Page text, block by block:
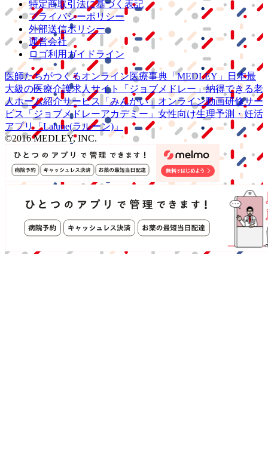
特定商取引法に基づく表記
プライバシーポリシー
外部送信ポリシー
運営会社
ロゴ利用ガイドライン
医師たちがつくるオンライン医療事典 「MEDLEY」
日本最
大級の医療介護求人サイト 「ジョブメドレー」納得できる老
人ホーム紹介サービス
「みんかい」 オンライン動画研修サー
ビス
「ジョブメドレーアカデミー」 女性向け生理予測・妊活
アプリ「Lalune(ラルーン)」
©2016 MEDLEY, INC.